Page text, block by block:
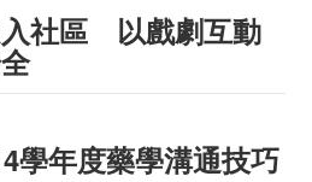
社區 以戲劇互動
學年度藥學溝通技巧